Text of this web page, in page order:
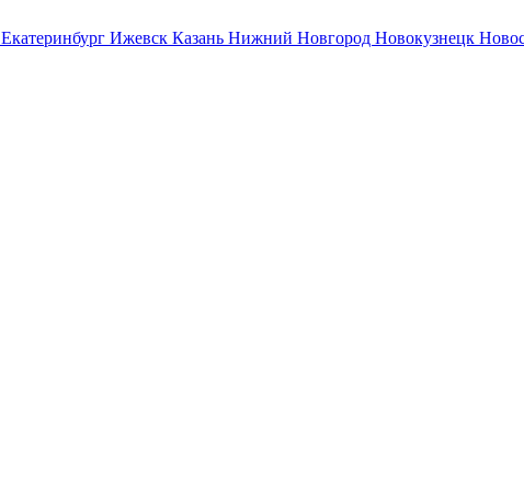
Екатеринбург Ижевск Казань Нижний Новгород Новокузнецк